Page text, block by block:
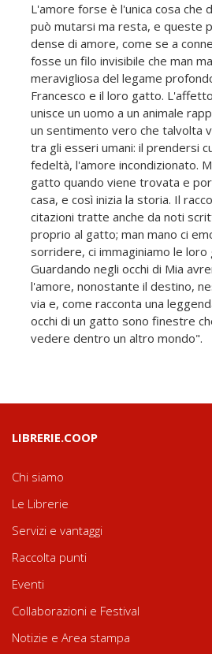
L'amore forse è l'unica cosa che
può mutarsi ma resta, e queste
dense di amore, come se a
fosse un filo invisibile che man
meravigliosa del legame
Francesco e il loro gatto.
unisce un uomo a un animale
un sentimento vero che talvolta
tra gli esseri umani: il prendersi
fedeltà, l'amore incondizionato.
gatto quando viene trovata e
casa, e così inizia la storia. Il
citazioni tratte anche da noti
proprio al gatto; man mano ci
sorridere, ci immaginiamo le loro
Guardando negli occhi di Mia
l'amore, nonostante il destino,
via e, come racconta una
occhi di un gatto sono finestre
vedere dentro un altro mondo".
LIBRERIE.COOP
Chi siamo
Le Librerie
Servizi e vantaggi
Raccolta punti
Eventi
Collaborazioni e Festival
Notizie e Area stampa